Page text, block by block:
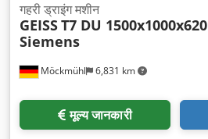
Möckmühl 6,831 km
गहरी ड्राइंग मशीन
GEISST7 DU 1500x1000x620
Siemens
मूल्य जानकारी